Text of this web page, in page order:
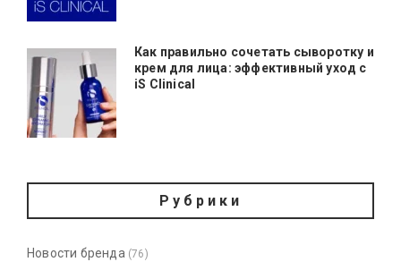
Как правильно сочетать сыворотку и
крем для лица: эффективный уход с
iS Clinical
Рубрики
Новости бренда (76)